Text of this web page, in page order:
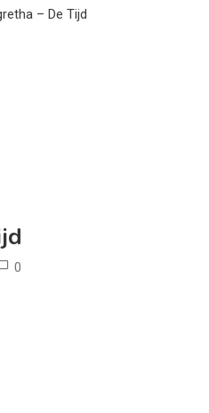
– De Tijd
0